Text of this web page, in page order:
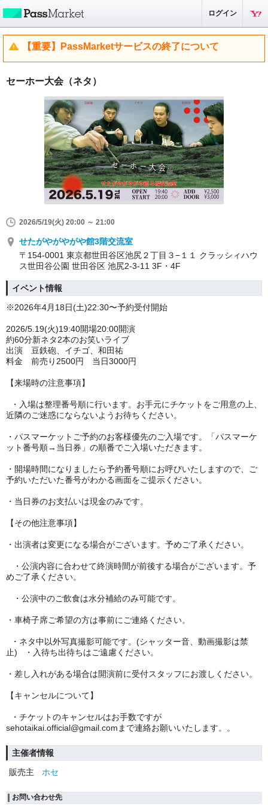
ログイン
【重要】PassMarketサービスの終了について
セーホー大会（ネタ）
2026/5/19(火) 20:00 ～ 21:00
せたがやがやがや館3階交流室
〒154-0001 東京都世田谷区池尻２丁目３−１１ クラッシィハウ
ス世田谷公園 世田谷区 池尻2-3-11 3F・4F
イベント情報
※2026年4月18日(土)22:30〜予約受付開始
2026/5.19(火)19:40開場20:00開演
約60分新ネタ2本のお笑いライブ
出演 豆鉄砲、イチゴ、和田祐
料金 前売り2500円 当日3000円
【来場時の注意事項】
・入場は整理番号順に行います。お手元にチケットをご用意の上、
近隣のご迷惑にならないようお待ちください。
・パスマーケットご予約のお客様優先のご入場です。「パスマーケ
ット番号順→当日券」の順番でご入場いただきます。
・開場時間になりましたら予約番号順にお呼びいたしますので、ご
予約いただいた番号がわかる画面をご提示ください。
・当日券のお支払いは現金のみです。
【その他注意事項】
・出演者は変更になる場合がございます。予めご了承ください。
・公演内容に合わせて終演時間が前後する場合がございます。予
めご了承ください。
・公演中のご飲食は水分補給のみ可能です。
・車椅子席ご希望の方は事前にご連絡ください。
・ネタ中以外写真撮影可能です。(シャッター音、動画撮影は禁
止) ・入待ち出待ちはご遠慮ください。
・差し入れがある場合は開演前に受付スタッフにお渡しください。
【キャンセルについて】
・チケットのキャンセルはお手数ですが
sehotaikai.official@gmail.comまで連絡お願いいたします。。
主催者情報
販売主
ホセ
お問い合わせ先